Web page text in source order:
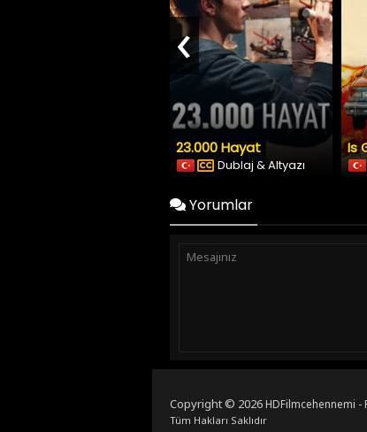
23.000 Hayat
Dublaj & Altyazı
Is
‹
Yorumlar
Copyright © 2026HDFilmcehennemi -
Tüm Hakları Saklıdır